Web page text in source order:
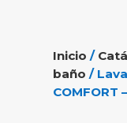
Inicio /
baño /
COMFORT